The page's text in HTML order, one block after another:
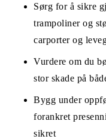
Sørg for å sikre
trampoliner og
carporter og
Vurdere om du
stor skade på
Bygg under
forankret
sikret